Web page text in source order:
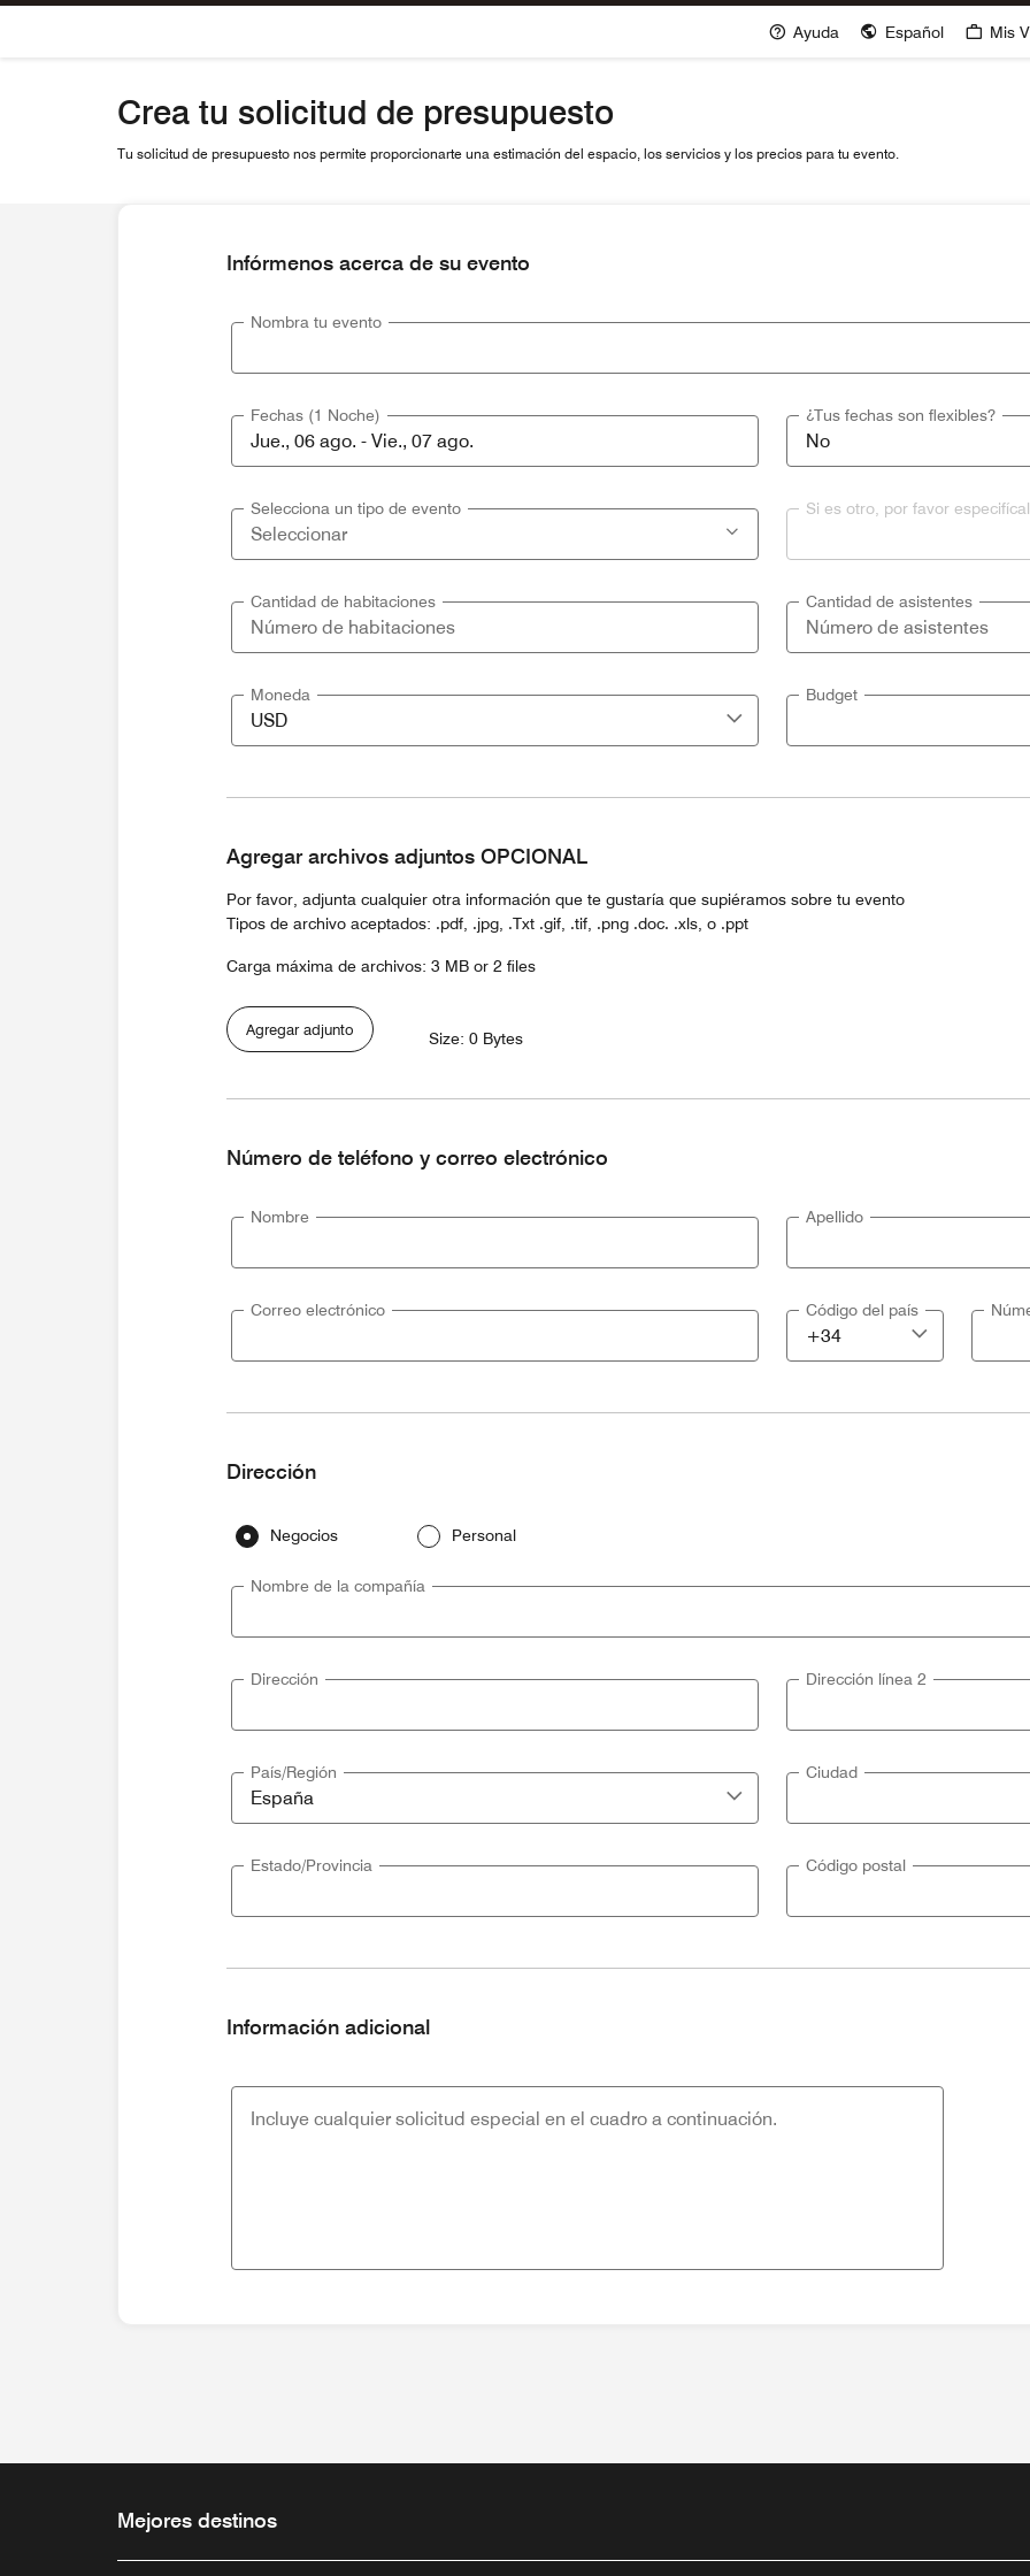
Skip To Content
Ayuda Español Mis
Crea tu solicitud de presupuesto
Tu solicitud de presupuesto nos permite proporcionarte una estimación del espacio, los servicios y los precios para tu evento.
Infórmenos acerca de su evento
Nombra tu evento
Fechas (1 Noche) ¿Tus fechas son flexibles?
Selecciona un tipo de evento Si es otro, por favor
Cantidad de habitaciones Cantidad de asistentes
Moneda Budget
Agregar archivos adjuntos OPCIONAL
Por favor, adjunta cualquier otra información que te gustaría que supiéramos sobre tu evento
Tipos de archivo aceptados: .pdf, .jpg, .Txt .gif, .tif, .png .doc. .xls, o .ppt
Carga máxima de archivos: 3 MB or 2 files
Agregar adjunto Size: 0 Bytes
Número de teléfono y correo electrónico
Nombre Apellido
Correo electrónico Código del país
Dirección
Negocios Personal
Nombre de la compañía
Dirección Dirección línea 2
País/Región Ciudad
Estado/Provincia Código postal
Información adicional
Mejores destinos